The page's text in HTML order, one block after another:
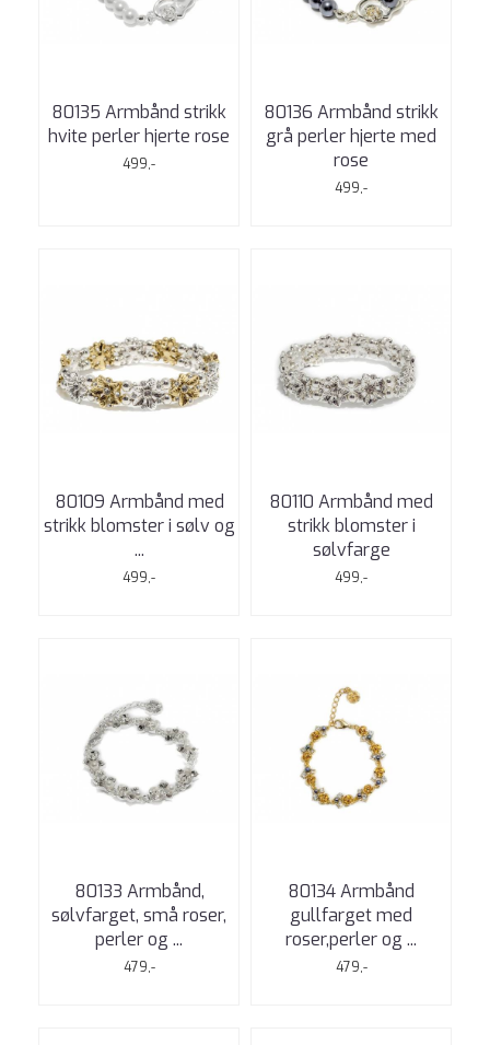
80135 Armbånd strikk
hvite perler hjerte rose
499,-
80136 Armbånd strikk
grå perler hjerte med
rose
499,-
80109 Armbånd med
strikk blomster i sølv og
...
499,-
80110 Armbånd med
strikk blomster i
sølvfarge
499,-
80133 Armbånd,
sølvfarget, små roser,
perler og ...
479,-
80134 Armbånd
gullfarget med
roser,perler og ...
479,-